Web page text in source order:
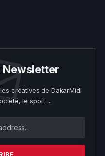
Newsletter
créatives de DakarMidi
le sport ...